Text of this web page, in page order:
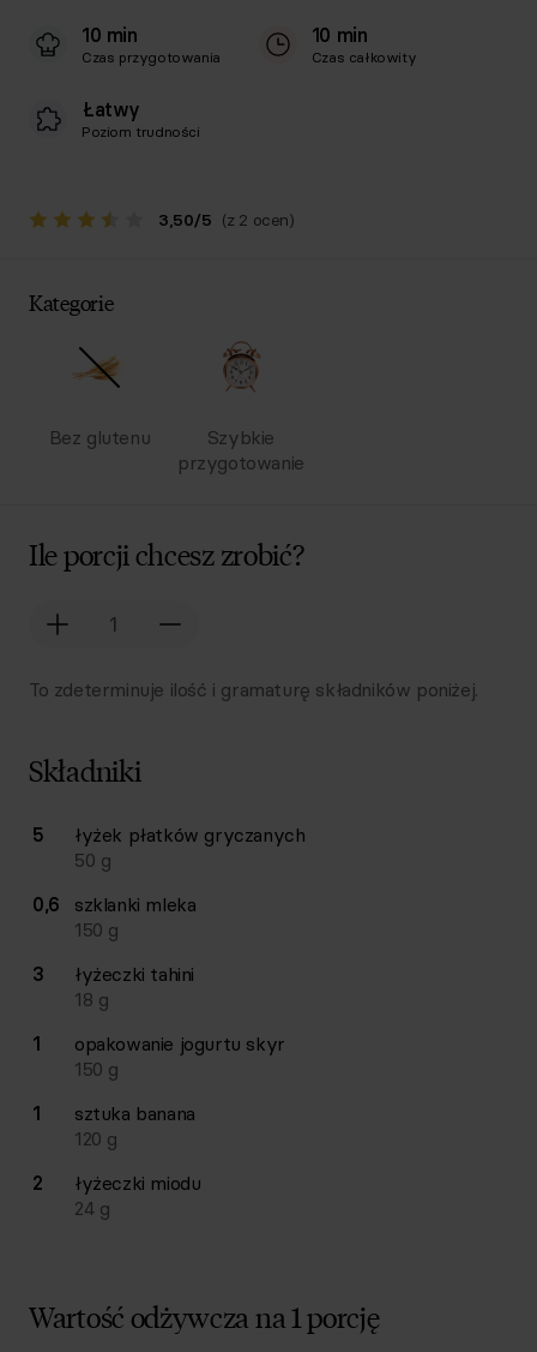
10 min
Czas przygotowania
10 min
Czas całkowity
Łatwy
Poziom trudności
3,50/5 (z 2 ocen)
Kategorie
Bez glutenu
Szybkie
przygotowanie
Ile porcji chcesz zrobić?
To zdeterminuje ilość i gramaturę składników poniżej.
Składniki
Lista składników przepisu z ilościami i wagami
IlośćSkładnik
5 łyżek płatków gryczanych
50 g
0,6
szklanki mleka
150 g
3
łyżeczki tahini
18 g
1
opakowanie jogurtu skyr
150 g
1
sztuka banana
120 g
2
łyżeczki miodu
24g
Wartość odżywcza na 1 porcję